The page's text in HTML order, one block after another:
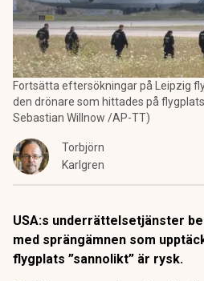
Fortsätta eftersökningar på Leipzig
den drönare som hittades på
Sebastian Willnow /AP-TT)
Torbjörn
Karlgren
USA:s underrättelsetjänster
med sprängämnen som
flygplats ”sannolikt” är rysk.